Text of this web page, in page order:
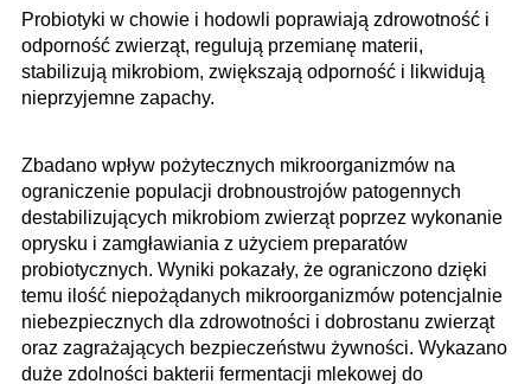
Probiotyki w chowie i hodowli poprawiają zdrowotność i
odporność zwierząt, regulują przemianę materii,
stabilizują mikrobiom, zwiększają odporność i likwidują
nieprzyjemne zapachy.
Zbadano wpływ pożytecznych mikroorganizmów na
ograniczenie populacji drobnoustrojów patogennych
destabilizujących mikrobiom zwierząt poprzez wykonanie
oprysku i zamgławiania z użyciem preparatów
probiotycznych. Wyniki pokazały, że ograniczono dzięki
temu ilość niepożądanych mikroorganizmów potencjalnie
niebezpiecznych dla zdrowotności i dobrostanu zwierząt
oraz zagrażających bezpieczeństwu żywności. Wykazano
duże zdolności bakterii fermentacji mlekowej do